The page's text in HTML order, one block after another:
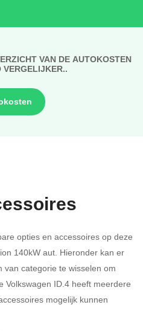
VAN DE AUTOKOSTEN
VERGELIJKER..
opties en accessoires op deze
140kW aut. Hieronder kan er
categorie te wisselen om
Volkswagen ID.4 heeft meerdere
mogelijk kunnen